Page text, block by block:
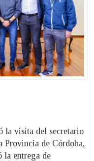
visita del secretario
Provincia de Córdoba,
la entrega de